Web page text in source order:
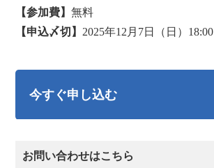
【参加費】無料
【申込〆切】 2025年12月7日（日）18:00
今すぐ申し込む
お問い合わせはこちら